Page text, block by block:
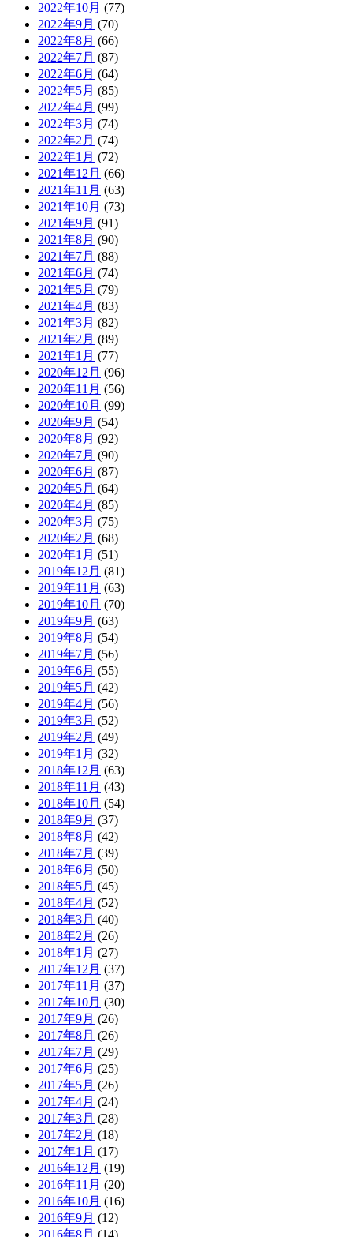
2022年10月 (77)
2022年9月 (70)
2022年8月 (66)
2022年7月 (87)
2022年6月 (64)
2022年5月 (85)
2022年4月 (99)
2022年3月 (74)
2022年2月 (74)
2022年1月 (72)
2021年12月 (66)
2021年11月 (63)
2021年10月 (73)
2021年9月 (91)
2021年8月 (90)
2021年7月 (88)
2021年6月 (74)
2021年5月 (79)
2021年4月 (83)
2021年3月 (82)
2021年2月 (89)
2021年1月 (77)
2020年12月 (96)
2020年11月 (56)
2020年10月 (99)
2020年9月 (54)
2020年8月 (92)
2020年7月 (90)
2020年6月 (87)
2020年5月 (64)
2020年4月 (85)
2020年3月 (75)
2020年2月 (68)
2020年1月 (51)
2019年12月 (81)
2019年11月 (63)
2019年10月 (70)
2019年9月 (63)
2019年8月 (54)
2019年7月 (56)
2019年6月 (55)
2019年5月 (42)
2019年4月 (56)
2019年3月 (52)
2019年2月 (49)
2019年1月 (32)
2018年12月 (63)
2018年11月 (43)
2018年10月 (54)
2018年9月 (37)
2018年8月 (42)
2018年7月 (39)
2018年6月 (50)
2018年5月 (45)
2018年4月 (52)
2018年3月 (40)
2018年2月 (26)
2018年1月 (27)
2017年12月 (37)
2017年11月 (37)
2017年10月 (30)
2017年9月 (26)
2017年8月 (26)
2017年7月 (29)
2017年6月 (25)
2017年5月 (26)
2017年4月 (24)
2017年3月 (28)
2017年2月 (18)
2017年1月 (17)
2016年12月 (19)
2016年11月 (20)
2016年10月 (16)
2016年9月 (12)